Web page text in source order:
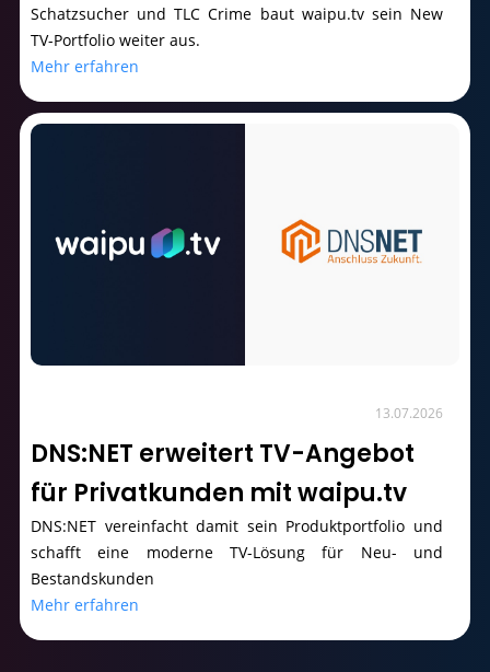
Schatzsucher und TLC Crime baut waipu.tv sein New
TV-Portfolio weiter aus.
Mehr erfahren
13.07.2026
DNS:NET erweitert TV-Angebot
für Privatkunden mit waipu.tv
DNS:NET vereinfacht damit sein Produktportfolio und
schafft eine moderne TV-Lösung für Neu- und
Bestandskunden
Mehr erfahren